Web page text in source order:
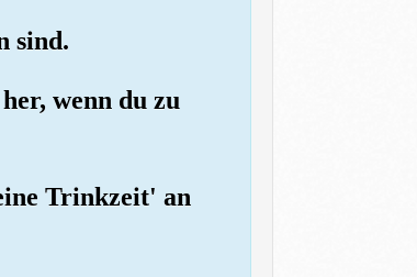
sind.
wenn du zu
Trinkzeit' an